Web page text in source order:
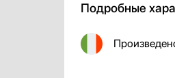
Подробные